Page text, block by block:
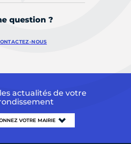
question ?
NOUS
actualités de votre